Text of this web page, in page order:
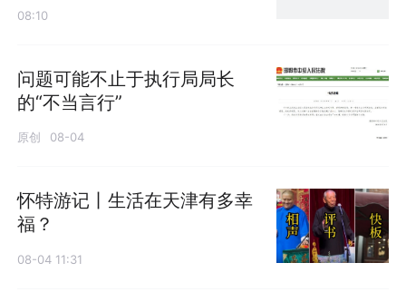
08:10
问题可能不止于执行局局长
的“不当言行”
原创 08-04
怀特游记丨生活在天津有多幸
福？
08-04 11:31